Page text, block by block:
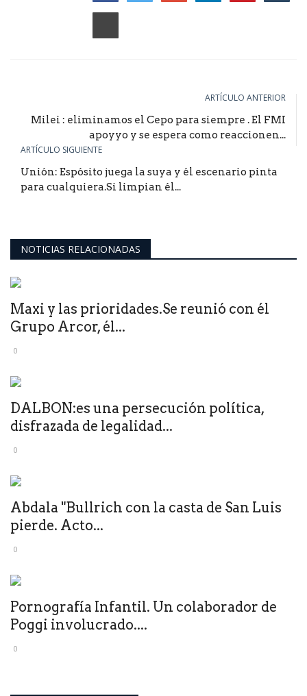
ARTÍCULO ANTERIOR
Milei : eliminamos el Cepo para siempre . El FMI
apoyyo y se espera como reaccionen...
ARTÍCULO SIGUIENTE
Unión: Espósito juega la suya y él escenario pinta
para cualquiera.Si limpian él...
NOTICIAS RELACIONADAS
Maxi y las prioridades.Se reunió con él
Grupo Arcor, él...
0
DALBON:es una persecución política,
disfrazada de legalidad...
0
Abdala "Bullrich con la casta de San Luis
pierde. Acto...
0
Pornografía Infantil. Un colaborador de
Poggi involucrado....
0